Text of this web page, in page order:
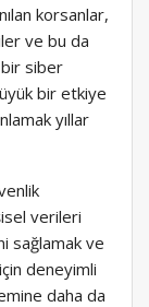
korsanlar,
ve bu da
bir siber
bir etkiye
yıllar
verileri
sağlamak ve
deneyimli
daha da